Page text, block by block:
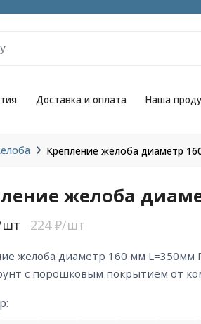
Доставка и оплата Наша
Крепление желоба диаметр
желоба
224 ₽/шт
с порошковым покрытием от